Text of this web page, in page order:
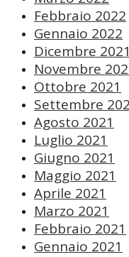
Febbraio 2022
Gennaio 2022
Dicembre 2021
Novembre
Ottobre 2021
Settembre
Agosto 2021
Luglio 2021
Giugno 2021
Maggio 2021
Aprile 2021
Marzo 2021
Febbraio 2021
Gennaio 2021